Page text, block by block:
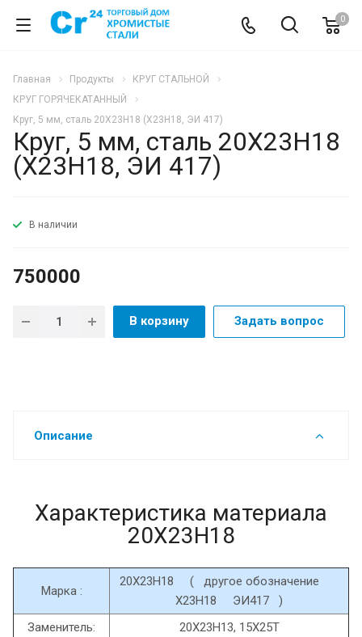
0
Главная Продукты
КРУГ СТАЛЬНОЙ
КРУГ ГОРЯЧЕКАТАННЫЙ
Круг, 5 мм, сталь 20Х23Н18 (Х23Н18, ЭИ 417)
Круг, 5 мм, сталь 20Х23Н18
(Х23Н18, ЭИ 417)
В наличии
750000
В корзину Задать вопрос
Описание
Характеристика материала
20Х23Н18
Марка :
20Х23Н18 ( другое обозначение
Х23Н18 ЭИ417 )
Заменитель:
20Х23Н13, 15Х25Т